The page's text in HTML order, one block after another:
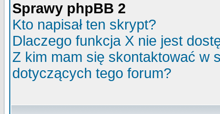
Sprawy phpBB 2
Kto napisał ten skrypt?
Dlaczego funkcja X nie jest
Z kim mam się skontaktować w
dotyczących tego forum?